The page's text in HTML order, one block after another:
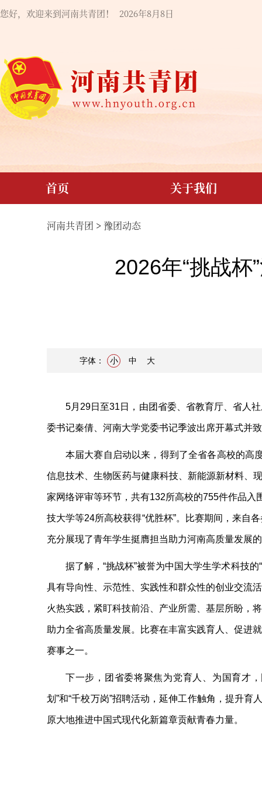
您好，欢迎来到河南共青团！ 2026年8月8日
首页 关于我们
河南共青团 >豫团动态
2026年“挑战
字体： 小 中 大
5月29日至31日，由团省委、省教育厅、省人
委书记秦倩、河南大学党委书记季波出席开幕式并
本届大赛自启动以来，得到了全省各高校的高
信息技术、生物医药与健康科技、新能源新材料、
家网络评审等环节，共有132所高校的755件作品入
技大学等24所高校获得“优胜杯”。比赛期间，来自
充分展现了青年学生挺膺担当助力河南高质量发展
据了解，“挑战杯”被誉为中国大学生学术科技
具有导向性、示范性、实践性和群众性的创业交流
火热实践，紧盯科技前沿、产业所需、基层所盼，
助力全省高质量发展。比赛在丰富实践育人、促进
赛事之一。
下一步，团省委将聚焦为党育人、为国育才，
划”和“千校万岗”招聘活动，延伸工作触角，提升
原大地推进中国式现代化新篇章贡献青春力量。